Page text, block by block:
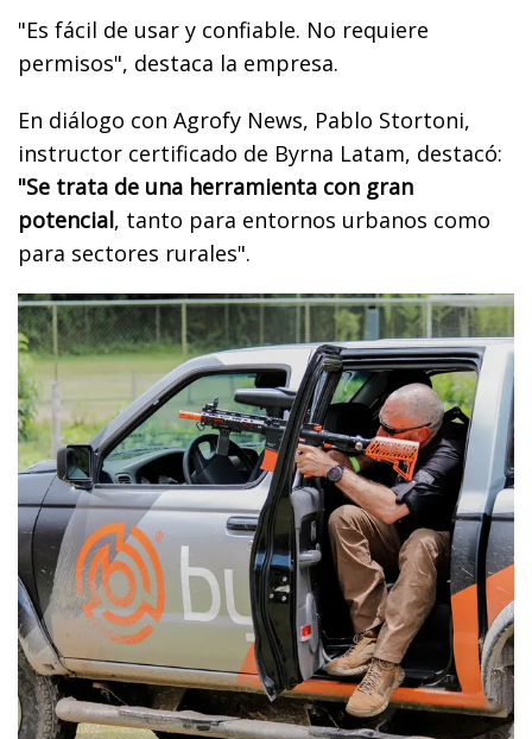
"Es fácil de usar y confiable. No requiere
permisos", destaca la empresa.
En diálogo con Agrofy News, Pablo Stortoni,
instructor certificado de Byrna Latam, destacó:
"Se trata de una herramienta con gran
potencial, tanto para entornos urbanos como
para sectores rurales".